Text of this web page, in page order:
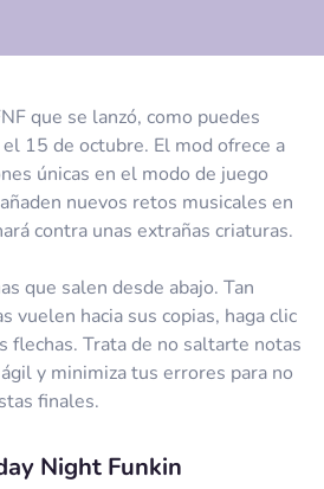
que se lanzó, como puedes
15 de octubre. El mod ofrece a
únicas en el modo de juego
nuevos retos musicales en
contra unas extrañas criaturas.
que salen desde abajo. Tan
vuelen hacia sus copias, haga clic
flechas. Trata de no saltarte notas
y minimiza tus errores para no
finales.
Night Funkin